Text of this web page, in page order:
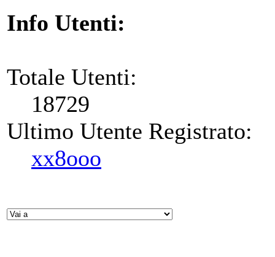
Info Utenti:
Totale Utenti:
18729
Ultimo Utente Registrato:
xx8ooo